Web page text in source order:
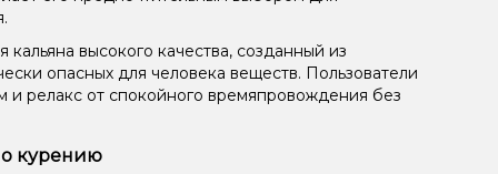
высокого качества, созданный из
опасных для человека веществ. Пользователи
и релакс от спокойного времяпровождения без
курению